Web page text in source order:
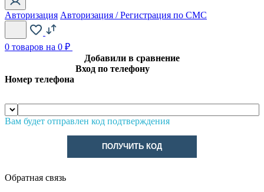
Авторизация Авторизация / Регистрация по СМС
0 товаров на 0 ₽
Добавили в сравнение
Вход по телефону
Номер телефона
Вам будет отправлен код подтверждения
ПОЛУЧИТЬ КОД
Обратная связь